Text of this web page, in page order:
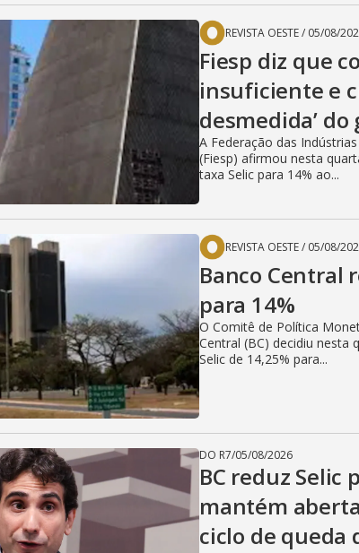
REVISTA OESTE/ 05/08/
Fiesp diz que
insuficiente e
desmedida’ do
A Federação das
(Fiesp) afirmou nesta
taxa Selic para 14% ao...
REVISTA OESTE/ 05/08/
Banco Central
para 14%
O Comitê de Política
Central (BC) decidiu nesta
Selic de 14,25% para...
DO R7/05/08/2026
BC reduz Selic
mantém
ciclo de queda